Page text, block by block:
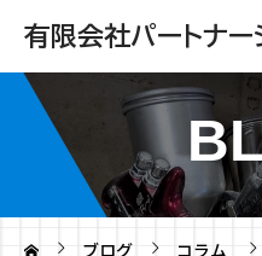
有限会社パートナー
ブログ コラム